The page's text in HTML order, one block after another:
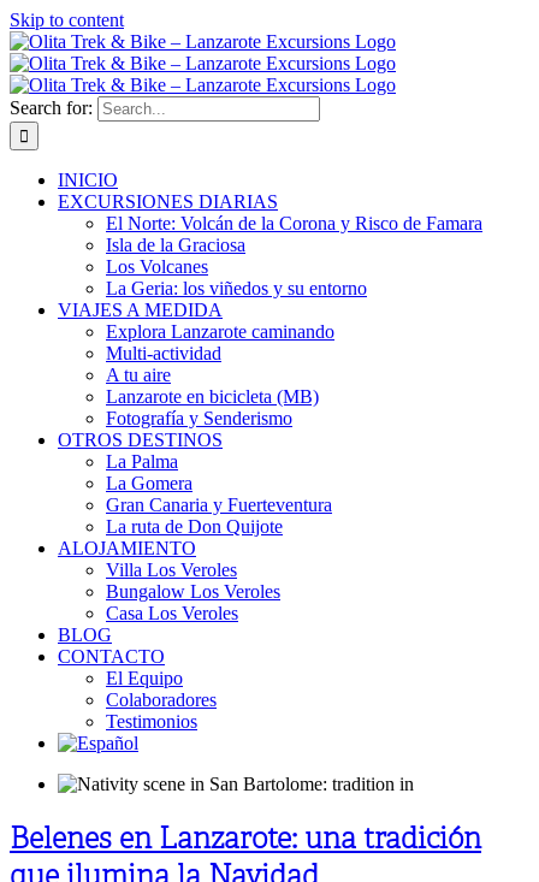
Skip to content
Search for:
INICIO
EXCURSIONES DIARIAS
El Norte: Volcán de la Corona y Risco de Famara
Isla de la Graciosa
Los Volcanes
La Geria: los viñedos y su entorno
VIAJES A MEDIDA
Explora Lanzarote caminando
Multi-actividad
A tu aire
Lanzarote en bicicleta (MB)
Fotografía y Senderismo
OTROS DESTINOS
La Palma
La Gomera
Gran Canaria y Fuerteventura
La ruta de Don Quijote
ALOJAMIENTO
Villa Los Veroles
Bungalow Los Veroles
Casa Los Veroles
BLOG
CONTACTO
El Equipo
Colaboradores
Testimonios
Belenes en Lanzarote: una tradición